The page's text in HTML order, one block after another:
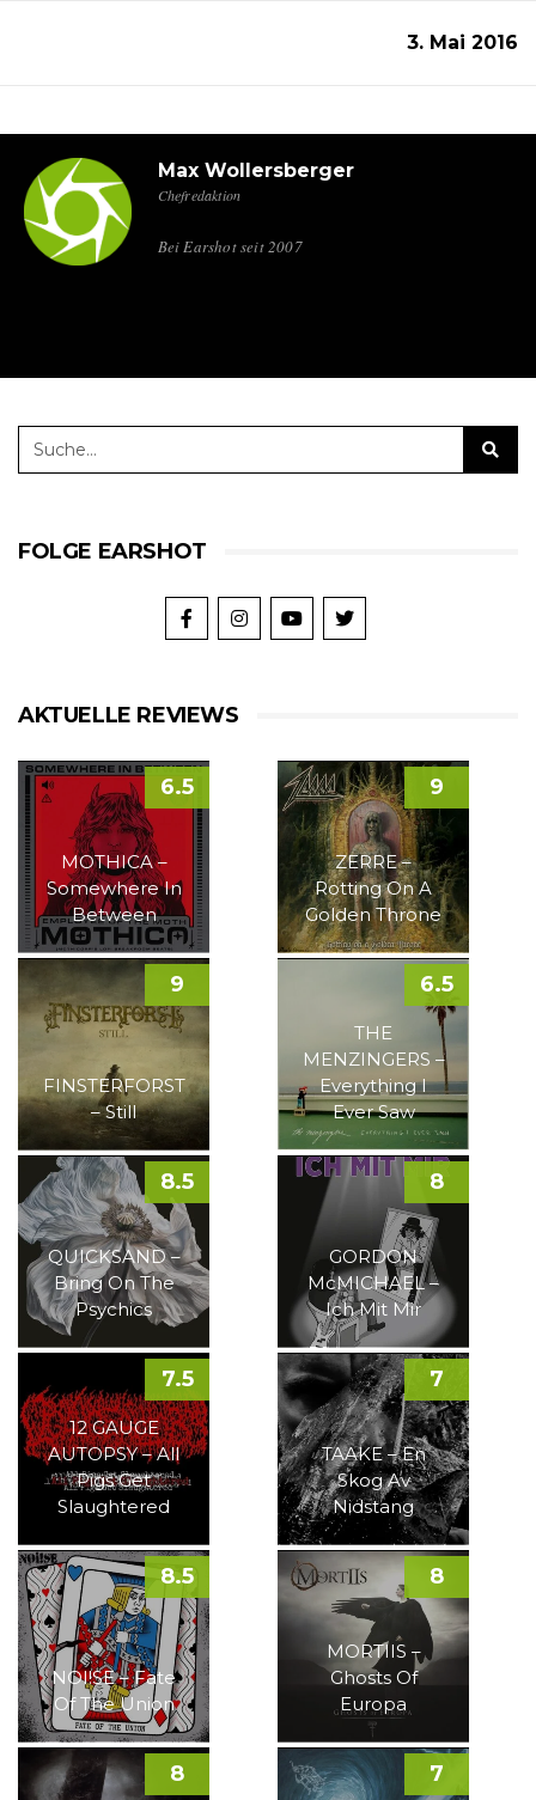
3. Mai 2016
Max Wollersberger
Chefredaktion
Bei Earshot seit 2007
FOLGE EARSHOT
AKTUELLE REVIEWS
MOTHICA –
Somewhere In
Between
6.5
ZERRE –
Rotting On A
Golden Throne
9
FINSTERFORST
– Still
9
THE
MENZINGERS –
Everything I
Ever Saw
6.5
QUICKSAND –
Bring On The
Psychics
8.5
GORDON
McMICHAEL –
Ich Mit Mir
8
12 GAUGE
AUTOPSY – All
Pigs Get
Slaughtered
7.5
TAAKE – En
Skog Av
Nidstang
7
NOI!SE – Fate
Of The Union
8.5
MORTIIS –
Ghosts Of
Europa
8
8 7